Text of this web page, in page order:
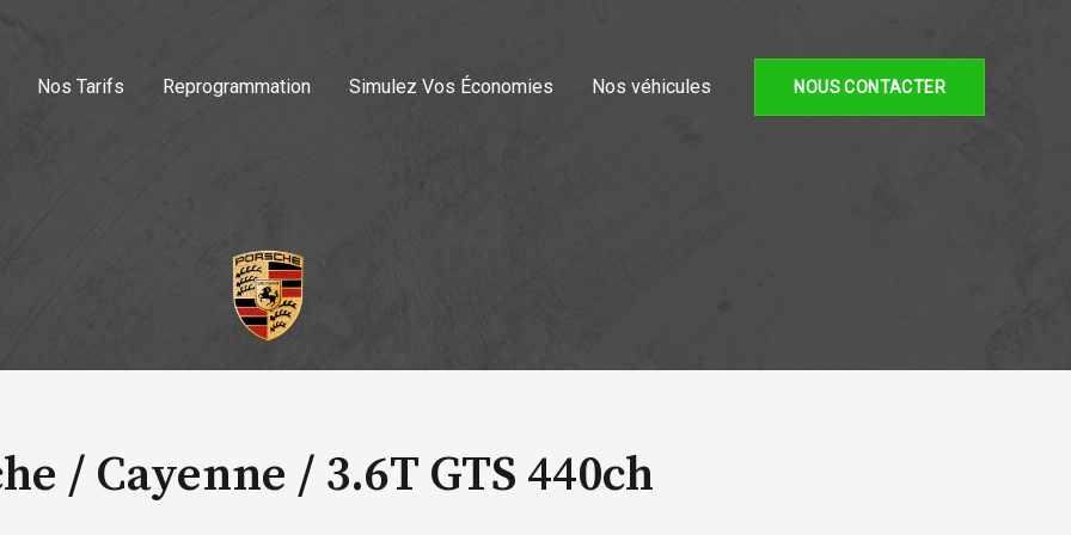
Nos Tarifs Reprogrammation Simulez Vos Économies Nos véhicules NOUS CONTACTER
/ Cayenne / 3.6T GTS 440ch